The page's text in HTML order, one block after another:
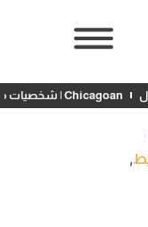
Chicagoan | شخصيات محلية
,